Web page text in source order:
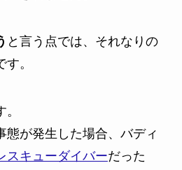
と言う点では、それなりの
す。
態が発生した場合、バディ
スキューダイバーだった